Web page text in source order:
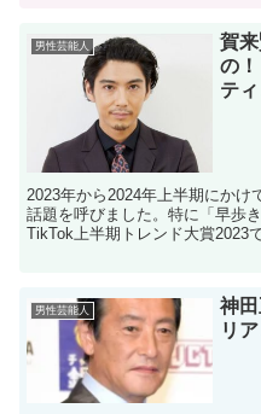
男性芸能人
賀
の
テ
2023年から2024年上半期にかけ
話題を呼びました。特に「早歩
TikTok上半期トレンド大賞2023
男性芸能人
神
リ